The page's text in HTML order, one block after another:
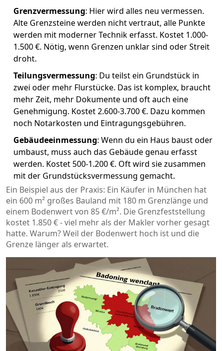
Grenzvermessung: Hier wird alles neu vermessen.
Alte Grenzsteine werden nicht vertraut, alle Punkte
werden mit moderner Technik erfasst. Kostet 1.000-
1.500 €. Nötig, wenn Grenzen unklar sind oder Streit
droht.
Teilungsvermessung: Du teilst ein Grundstück in
zwei oder mehr Flurstücke. Das ist komplex, braucht
mehr Zeit, mehr Dokumente und oft auch eine
Genehmigung. Kostet 2.600-3.700 €. Dazu kommen
noch Notarkosten und Eintragungsgebühren.
Gebäudeeinmessung: Wenn du ein Haus baust oder
umbaust, muss auch das Gebäude genau erfasst
werden. Kostet 500-1.200 €. Oft wird sie zusammen
mit der Grundstücksvermessung gemacht.
Ein Beispiel aus der Praxis: Ein Käufer in München hat
ein 600 m² großes Bauland mit 180 m Grenzlänge und
einem Bodenwert von 85 €/m². Die Grenzfeststellung
kostet 1.850 € - viel mehr als der Makler vorher gesagt
hatte. Warum? Weil der Bodenwert hoch ist und die
Grenze länger als erwartet.